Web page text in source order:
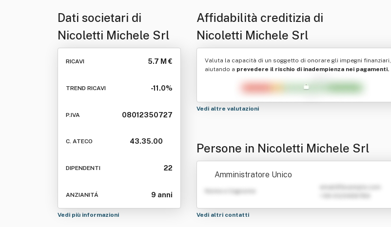
Dati societari di
Nicoletti Michele Srl
RICAVI 5.7 M €
TREND RICAVI -11.0%
P.IVA 08012350727
C. ATECO 43.35.00
DIPENDENTI 22
ANZIANITÁ 9 anni
Vedi più informazioni
Affidabilità creditizia di
Nicoletti Michele Srl
Valuta la capacità di un soggetto di onorare gli impegni finanziari,
aiutando a prevedere il rischio di inadempienza nei pagamenti.
Vedi altre valutazioni
Persone in Nicoletti Michele Srl
Amministratore Unico
Nome e Cognome
Vedi altri contatti